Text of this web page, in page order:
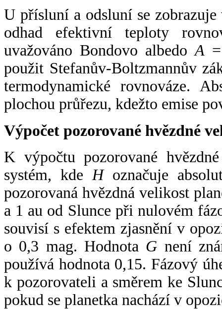
U přísluní a odsluní se
odhad efektivní teploty
uvažováno Bondovo albedoA
použit Stefanův-Boltzmannův
termodynamické rovnováze.
plochou průřezu, kdežto emise
Výpočet pozorované hvězdné
K výpočtu pozorované
systém, kde Hoznačuje
pozorovaná hvězdná velikost
a 1 au od Slunce při nulovém
souvisí s efektem zjasnění v
o 0,3 mag. Hodnota G není
používá hodnota 0,15. Fázový
k pozorovateli a směrem ke
pokud se planetka nachází v